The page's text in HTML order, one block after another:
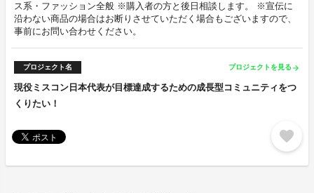
ス系・ファッション全般 ※購入者の方と後日相談します。 ※宣伝に
沿わない商品の場合はお断りさせていただく場合もございますので、
事前にお問い合わせください。
プロジェクト名 プロジェクトを見る arrow_forward
現役ミスコン日本代表が目標達成するための成長型コミュニティをつ
くりたい！
favorite